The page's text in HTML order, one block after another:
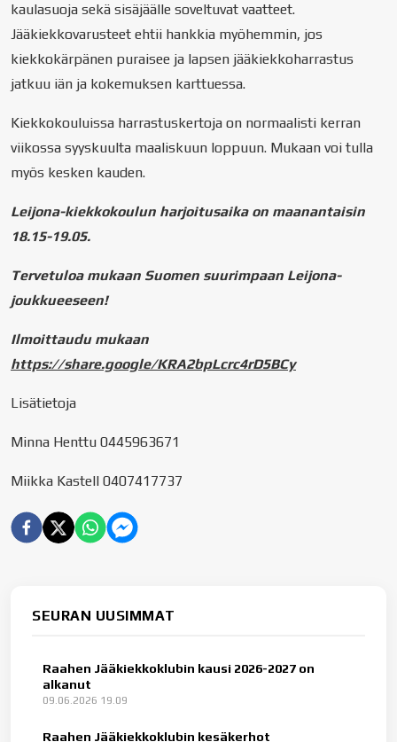
kaulasuoja sekä sisäjäälle soveltuvat vaatteet.
Jääkiekkovarusteet ehtii hankkia myöhemmin, jos
kiekkokärpänen puraisee ja lapsen jääkiekkoharrastus
jatkuu iän ja kokemuksen karttuessa.
Kiekkokouluissa harrastuskertoja on normaalisti kerran
viikossa syyskuulta maaliskuun loppuun. Mukaan voi tulla
myös kesken kauden.
Leijona-kiekkokoulun harjoitusaika on maanantaisin
18.15-19.05.
Tervetuloa mukaan Suomen suurimpaan Leijona-
joukkueeseen!
Ilmoittaudu mukaan
https://share.google/KRA2bpLcrc4rD5BCy
Lisätietoja
Minna Henttu 0445963671
Miikka Kastell 0407417737
SEURAN UUSIMMAT
Raahen Jääkiekkoklubin kausi 2026-2027 on
alkanut
09.06.2026 19.09
Raahen Jääkiekkoklubin kesäkerhot